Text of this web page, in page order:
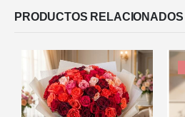
PRODUCTOS RELACIONADOS